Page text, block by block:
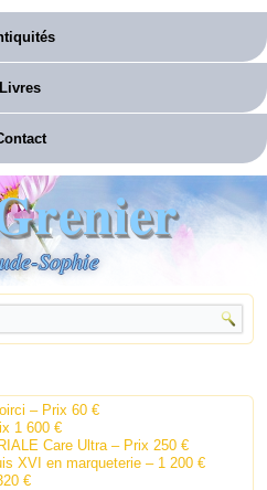
Livres
Sophie
– Prix 60 €
1 600 €
Care Ultra – Prix 250 €
XVI en marqueterie – 1 200 €
€